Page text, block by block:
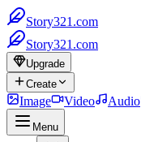
Story321.com
Story321.com
Upgrade
Create
Image Video Audio
Menu